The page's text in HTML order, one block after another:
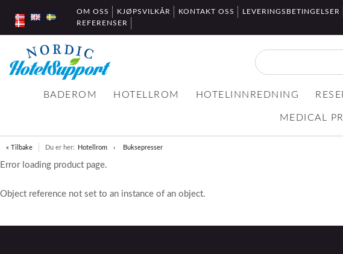
OM OSS KJØPSVILKÅR KONTAKT OSS LEVERINGSBETINGELSER
REFERENSER
BADEROM HOTELLROM HOTELINNREDNING
MEDICAL
« Tilbake Du er her: Hotellrom Buksepresser
Error loading product page.
Object reference not set to an instance of an object.